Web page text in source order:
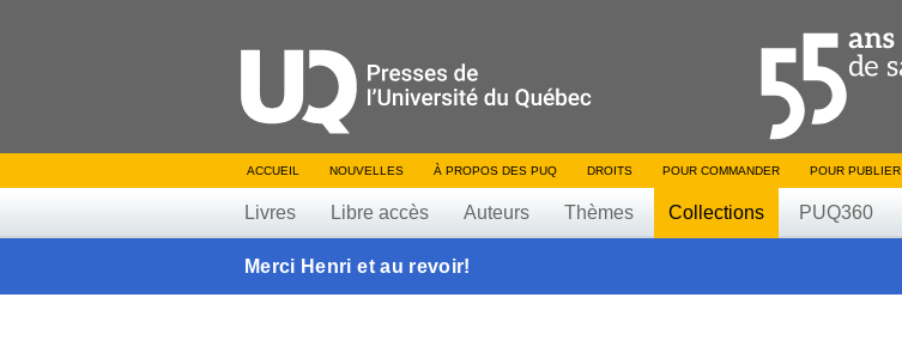
ACCUEIL NOUVELLES À PROPOS DES PUQ DROITS POUR COMMANDER POUR PUBLIER
Livres Libre accès Auteurs Thèmes Collections PUQ360
Merci Henri et au revoir!